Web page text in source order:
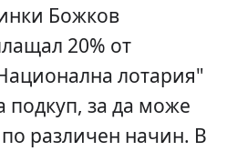
Божков
20% от
лотария"
подкуп, за да може
по различен начин. В